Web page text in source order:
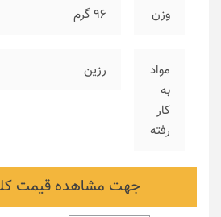
وزن ۹۶ گرم
مواد
به
کار
رفته
رزین
جهت مشاهده قیمت